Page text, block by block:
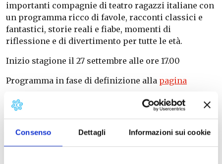
Consenso Dettagli Informazioni sui cookie
importanti compagnie di teatro ragazzi italiane con
un programma ricco di favole, racconti classici e
fantastici, storie reali e fiabe, momenti di
riflessione e di divertimento per tutte le età.
Inizio stagione il 27 settembre alle ore 17.00
Programma in fase di definizione alla pagina
Info
info@lacittadelteatro.it
www.cittadelteatro.it